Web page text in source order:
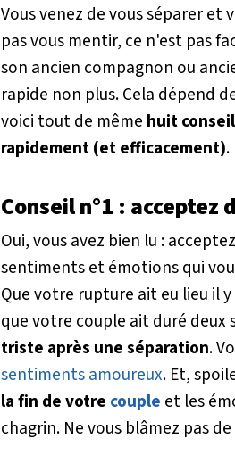
Vous venez de vous séparer et
pas vous mentir, ce n'est pas
son ancien compagnon ou
rapide non plus. Cela dépend
voici tout de même huit
rapidement (et efficacement).
Conseil n°1 : acceptez
Oui, vous avez bien lu :
sentiments et émotions qui
Que votre rupture ait eu lieu il
que votre couple ait duré deux
triste après une séparation.
sentiments amoureux. Et,
la fin de votre couple et les
chagrin. Ne vous blâmez pas